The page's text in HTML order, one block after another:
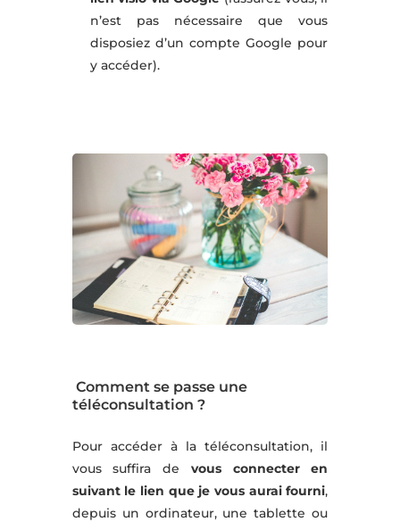
n’est pas nécessaire que vous
disposiez d’un compte Google pour
y accéder).
Comment se passe une
téléconsultation ?
Pour accéder à la téléconsultation, il
vous suffira de vous connecter en
suivant le lien que je vous aurai fourni,
depuis un ordinateur, une tablette ou